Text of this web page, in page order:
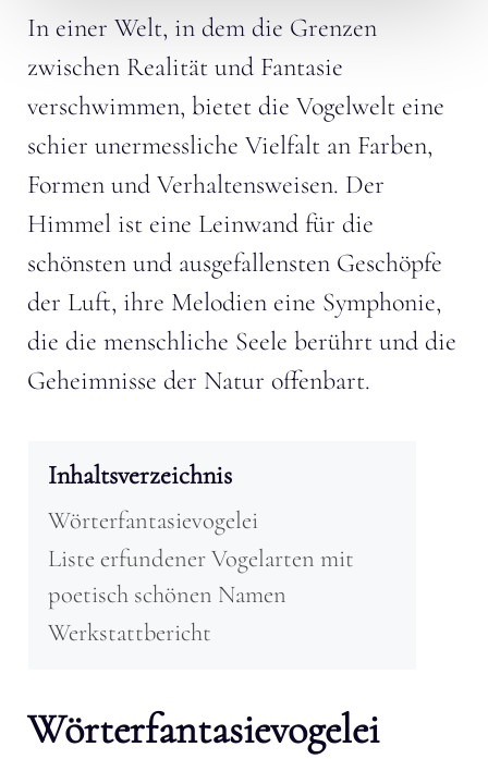
In einer Welt, in dem die Grenzen
zwischen Realität und Fantasie
verschwimmen, bietet die Vogelwelt eine
schier unermessliche Vielfalt an Farben,
Formen und Verhaltensweisen. Der
Himmel ist eine Leinwand für die
schönsten und ausgefallensten Geschöpfe
der Luft, ihre Melodien eine Symphonie,
die die menschliche Seele berührt und die
Geheimnisse der Natur offenbart.
Inhaltsverzeichnis
Wörterfantasievogelei
Liste erfundener Vogelarten mit
poetisch schönen Namen
Werkstattbericht
Wörterfantasievogelei